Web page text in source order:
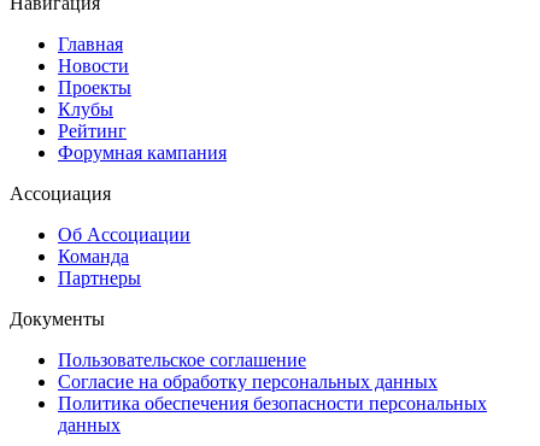
Главная
Новости
Проекты
Клубы
Рейтинг
Форумная кампания
Ассоциация
Об Ассоциации
Команда
Партнеры
Документы
Пользовательское соглашение
Согласие на обработку персональных данных
Политика обеспечения безопасности персональных
данных